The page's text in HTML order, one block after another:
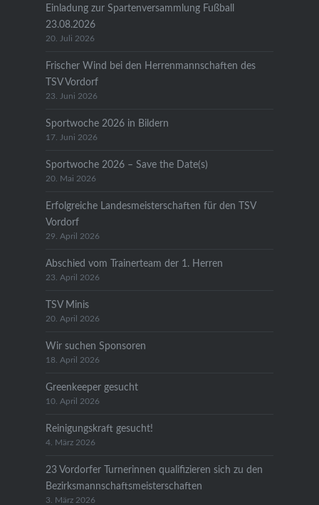
Einladung zur Spartenversammlung Fußball
23.08.2026
20. Juli 2026
Frischer Wind bei den Herrenmannschaften des
TSV Vordorf
23. Juni 2026
Sportwoche 2026 in Bildern
17. Juni 2026
Sportwoche 2026 – Save the Date(s)
20. Mai 2026
Erfolgreiche Landesmeisterschaften für den TSV
Vordorf
29. April 2026
Abschied vom Trainerteam der 1. Herren
23. April 2026
TSV Minis
20. April 2026
Wir suchen Sponsoren
18. April 2026
Greenkeeper gesucht
10. April 2026
Reinigungskraft gesucht!
4. März 2026
23 Vordorfer Turnerinnen qualifizieren sich zu den
Bezirksmannschaftsmeisterschaften
3. März 2026